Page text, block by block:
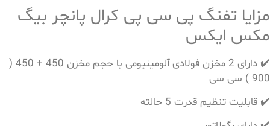
مزایا تفنگ پی سی پی کرال پانچر بیگ
مکس ایکس
✔️ دارای 2 مخزن فولادی آلومینیومی با حجم مخزن 450 + 450 (
900 ) سی سی
✔️ قابلیت تنظیم قدرت 5 حالته